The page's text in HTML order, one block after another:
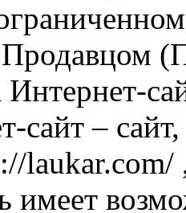
Интернет-
сайт –
laukar.com/
имеет